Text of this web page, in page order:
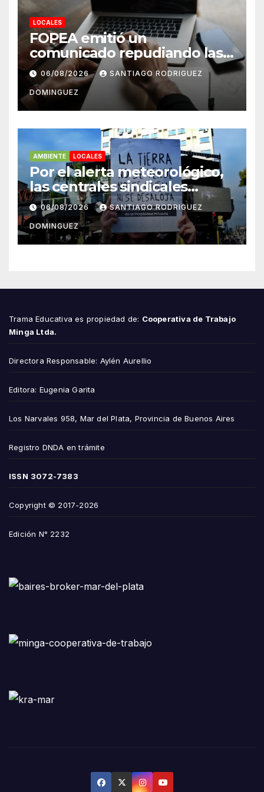
LOCALES
FOPEA emitió un
comunicado repudiando las
cuentas pseudo periodísticas
de Instagram en Mar del
Plata
06/08/2026 SANTIAGO RODRIGUEZ
DOMINGUEZ
AMBIENTE LOCALES
Por el alerta meteorológico,
las centrales sindicales
suspendieron la convocatoria
contra la Ley de Tierras en
Mar del Plata
06/08/2026 SANTIAGO RODRIGUEZ
DOMINGUEZ
Trama Educativa es propiedad de: Cooperativa de Trabajo
Minga Ltda.
Directora Responsable: Aylén Aurellio
Editora: Eugenia Garita
Los Narvales 958, Mar del Plata, Provincia de Buenos Aires
Registro DNDA en trámite
ISSN 3072-7383
Copyright © 2017-2026
Edición N° 2232